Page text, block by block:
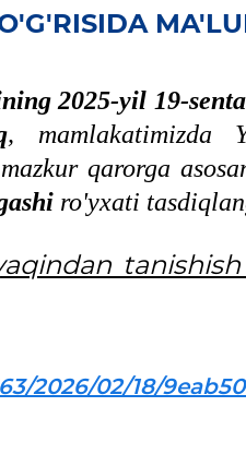
2025-yil 19-
, mamlakatimizda
qarorga
ro'yxati
2026/02/18/